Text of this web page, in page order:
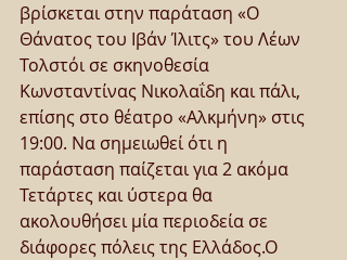
βρίσκεται στην παράταση «Ο
Θάνατος του Ιβάν Ίλιτς» του Λέων
Τολστόι σε σκηνοθεσία
Κωνσταντίνας Νικολαΐδη και πάλι,
επίσης στο θέατρο «Αλκμήνη» στις
19:00. Να σημειωθεί ότι η
παράσταση παίζεται για 2 ακόμα
Τετάρτες και ύστερα θα
ακολουθήσει μία περιοδεία σε
διάφορες πόλεις της Ελλάδος.Ο